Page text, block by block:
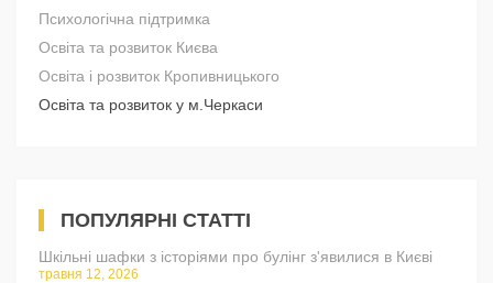
Психологічна підтримка
Освіта та розвиток Києва
Освіта і розвиток Кропивницького
Освіта та розвиток у м.Черкаси
ПОПУЛЯРНІ СТАТТІ
Шкільні шафки з історіями про булінг з'явилися в Києві
травня 12, 2026